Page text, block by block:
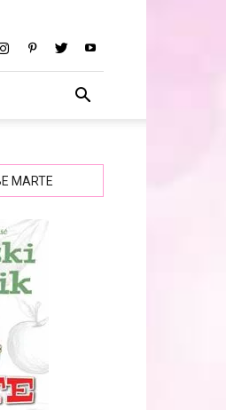
MARTE